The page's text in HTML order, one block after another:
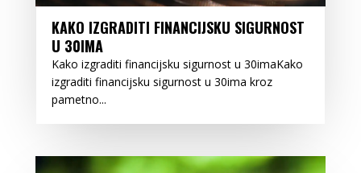
KAKO IZGRADITI FINANCIJSKU SIGURNOST
U 30IMA
Kako izgraditi financijsku sigurnost u 30imaKako
izgraditi financijsku sigurnost u 30ima kroz
pametno...